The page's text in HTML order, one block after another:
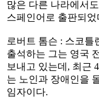
많은 다른 나라에서
스페인어로 출판되었
로버트 톰슨 : 스코틀
출석하는 그는 영국
보내고 있는데, 최근
는 노인과 장애인을
임자이다.